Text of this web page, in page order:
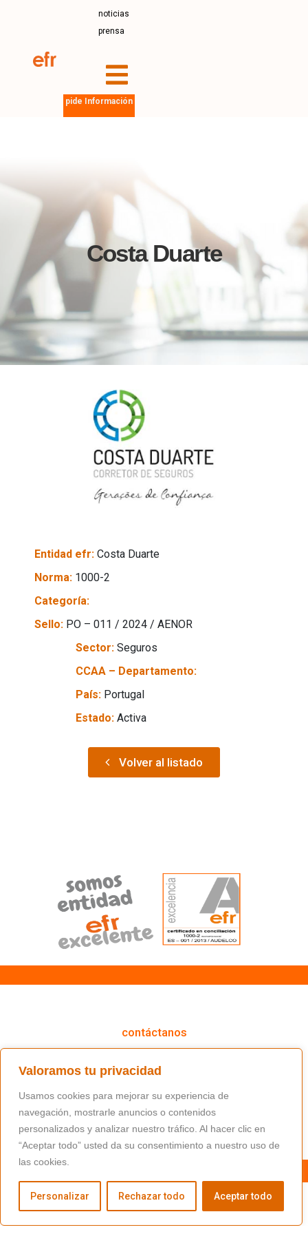
Valoramos tu privacidad
Usamos cookies para mejorar su experiencia de
navegación, mostrarle anuncios o contenidos
personalizados y analizar nuestro tráfico. Al hacer clic en
“Aceptar todo” usted da su consentimiento a nuestro uso de
las cookies.
Personalizar Rechazar todo Aceptar todo
noticias
prensa
pide Información
Costa Duarte
Entidad efr: Costa Duarte
Norma: 1000-2
Categoría:
Sello: PO – 011 / 2024 / AENOR
Sector: Seguros
CCAA – Departamento:
País: Portugal
Estado: Activa
Volver al listado
contáctanos
(+34) 91 766 98 56 / fundacion@masfamilia.org
síguenos en nuestras redes sociales